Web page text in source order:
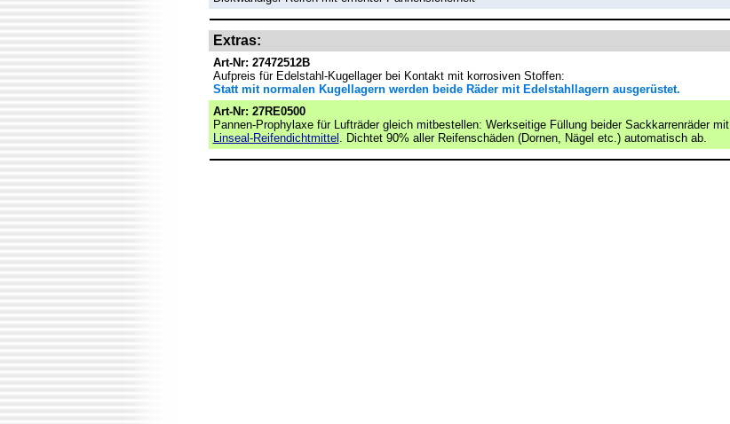
Extras:
Art-Nr: 27472512B
Aufpreis für Edelstahl-Kugellager bei Kontakt mit korrosiven Stoffen:
Statt mit normalen Kugellagern werden beide Räder mit Edelstahllagern ausgerüstet.
Art-Nr: 27RE0500
Pannen-Prophylaxe für Lufträder gleich mitbestellen: Werkseitige Füllung beider Sack­kar­ren­rä­der mit
Linseal-Reifendichtmittel . Dichtet 90% aller Reifenschäden (Dornen, Nägel etc.) au­to­ma­tisch ab.